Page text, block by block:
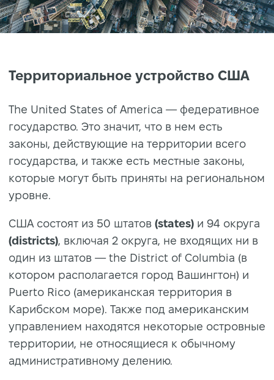
Территориальное устройство США
The United States of America — федеративное
государство. Это значит, что в нем есть
законы, действующие на территории всего
государства, и также есть местные законы,
которые могут быть приняты на региональном
уровне.
США состоят из 50 штатов (states) и 94 округа
(districts) , включая 2 округа, не входящих ни в
один из штатов — the District of Columbia (в
котором располагается город Вашингтон) и
Puerto Rico (американская территория в
Карибском море). Также под американским
управлением находятся некоторые островные
территории, не относящиеся к обычному
административному делению.